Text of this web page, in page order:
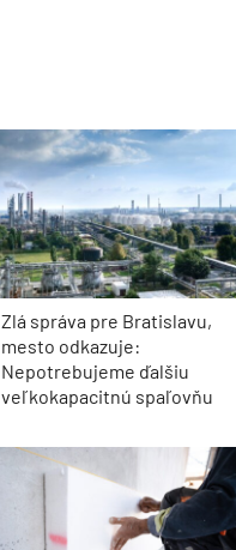
Zlá správa pre Bratislavu,
mesto odkazuje:
Nepotrebujeme ďalšiu
veľkokapacitnú spaľovňu